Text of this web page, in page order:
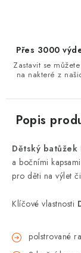
Přes 3000
Zastavit se
na nakteré z
Popis
Dětský batůžek
a bočními
pro děti na výlet
Klíčové vlastnosti
polstrované